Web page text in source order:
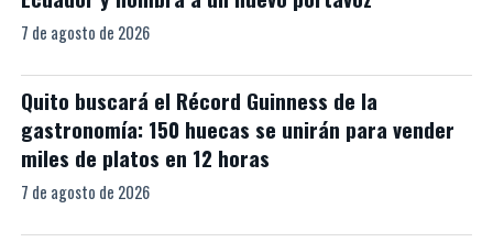
7 de agosto de 2026
Quito buscará el Récord Guinness de la
gastronomía: 150 huecas se unirán para vender
miles de platos en 12 horas
7 de agosto de 2026